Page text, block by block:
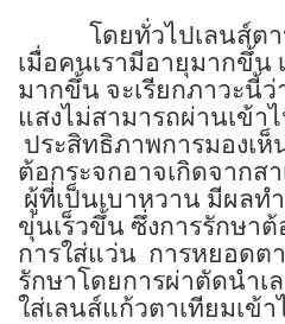
โดยทั่วไปเลนส์ต
เมื่อคนเรามีอายุมากขึ้น
มากขึ้น จะเรียกภาวะนี้
แสงไม่สามารถผ่านเข้า
ประสิทธิภาพการมองเห็
ต้อกระจกอาจเกิดจากส
ผู้ที่เป็นเบาหวาน มีผลท
ขุ่นเร็วขึ้น ซึ่งการรักษาต้
การใส่แว่น การหยอดต
รักษาโดยการผ่าตัดนำ
ใส่เลนส์แก้วตาเทียมเข้